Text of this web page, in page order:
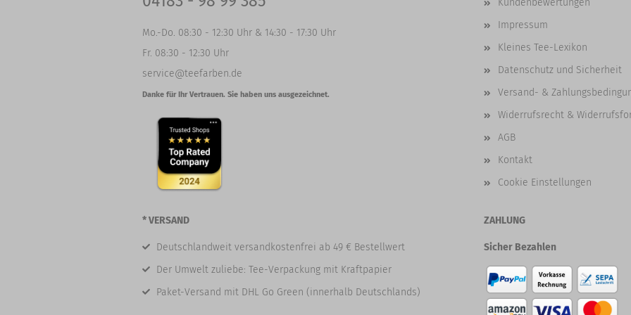
Mo.-Do. 08:30 - 12:30 Uhr & 14:30 - 17:30 Uhr
Fr. 08:30 - 12:30 Uhr
service@teefarben.de
Danke für Ihr Vertrauen. Sie haben uns ausgezeichnet.
Kundenbewertungen
Impressum
Kleines Tee-Lexikon
Datenschutz und Sicherheit
Versand- &
Widerrufsrecht &
AGB
Kontakt
Cookie Einstellungen
* VERSAND
Deutschlandweit versandkostenfrei ab 49 € Bestellwert
Der Umwelt zuliebe: Tee-Verpackung mit Kraftpapier
Paket-Versand mit DHL Go Green (innerhalb Deutschlands)
ZAHLUNG
Sicher Bezahlen